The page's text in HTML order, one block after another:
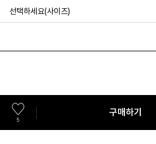
선택하세요(사이즈)
5
구매하기